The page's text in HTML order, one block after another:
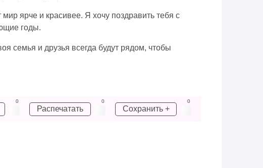
ярче и красивее. Я хочу поздравить тебя с
годы.
семья и друзья всегда будут рядом, чтобы
0
Распечатать
0
Сохранить +
0